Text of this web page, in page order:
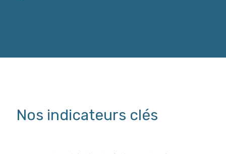
Nos indicateurs clés